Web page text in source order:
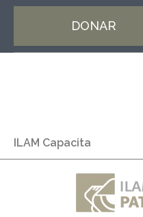
DONAR
ILAM Capacita